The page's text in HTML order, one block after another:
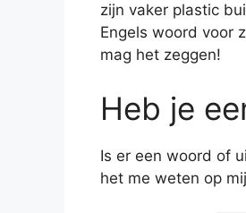
zijn vaker plastic
Engels woord voor
mag het zeggen!
Heb je
Is er een woord of
het me weten op